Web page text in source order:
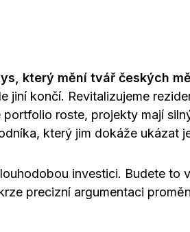
který mění tvář českých
jiní končí. Revitalizujeme
roste, projekty mají
který jim dokáže ukázat
investici. Budete to
precizní argumentaci